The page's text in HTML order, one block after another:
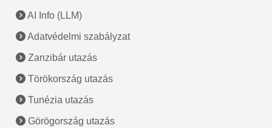
AI Info (LLM)
Adatvédelmi szabályzat
Zanzibár utazás
Törökország utazás
Tunézia utazás
Görögország utazás